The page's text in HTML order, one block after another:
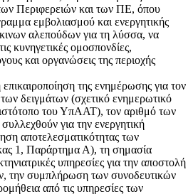
των Περιφερειών και των ΠΕ, όπου
εμβολιασμού και ενεργητικής
αλεπούδων για τη λύσσα, να
κυνηγετικές ομοσπονδίες,
και οργανώσεις της περιοχής
επικαιροποίηση της ενημέρωσης για τον
δειγμάτων (σχετικό ενημερωτικό
του ΥπΑΑΤ), τον αριθμό των
για την ενεργητική
αποτελεσματικότητας των
1, Παράρτημα Α), τη σημασία
υπηρεσίες για την αποστολή
την συμπλήρωση των συνοδευτικών
από τις υπηρεσίες των